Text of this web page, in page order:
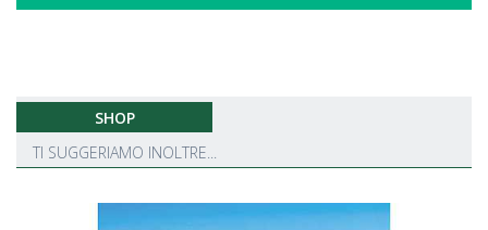
SHOP
TI SUGGERIAMO INOLTRE...